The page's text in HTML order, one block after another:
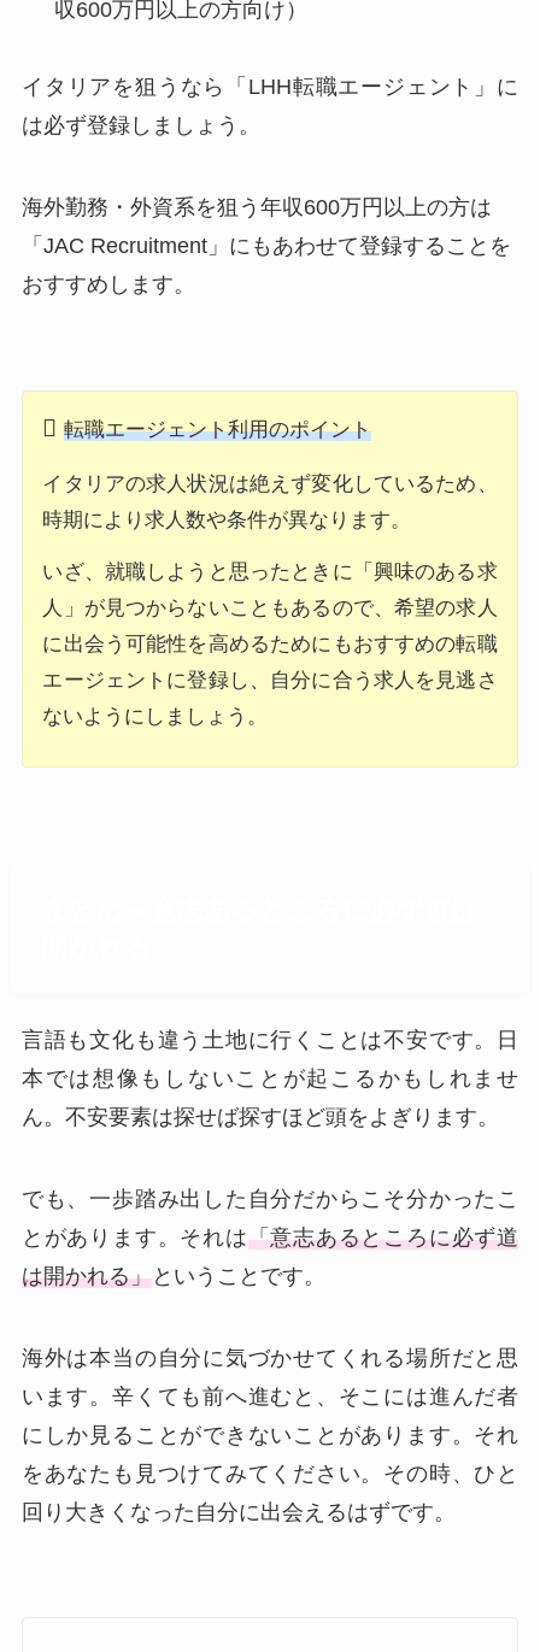
収600万円以上の方向け）
イタリアを狙うなら「LHH転職エージェント」に
は必ず登録しましょう。
海外勤務・外資系を狙う年収600万円以上の方は
「JAC Recruitment」にもあわせて登録することを
おすすめします。
転職エージェント利用のポイント
イタリアの求人状況は絶えず変化しているため、
時期により求人数や条件が異なります。
いざ、就職しようと思ったときに「興味のある求
人」が見つからないこともあるので、希望の求人
に出会う可能性を高めるためにもおすすめの転職
エージェントに登録し、自分に合う求人を見逃さ
ないようにしましょう。
言語も文化も違う土地に行くことは不安です。日
本では想像もしないことが起こるかもしれませ
ん。不安要素は探せば探すほど頭をよぎります。
でも、一歩踏み出した自分だからこそ分かったこ
とがあります。それは「意志あるところに必ず道
は開かれる」ということです。
海外は本当の自分に気づかせてくれる場所だと思
います。辛くても前へ進むと、そこには進んだ者
にしか見ることができないことがあります。それ
をあなたも見つけてみてください。その時、ひと
回り大きくなった自分に出会えるはずです。